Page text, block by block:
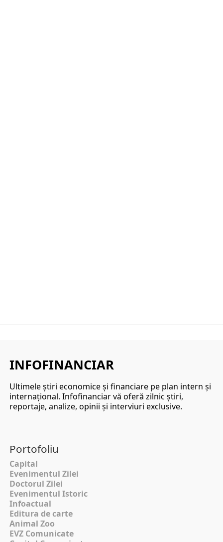
INFOFINANCIAR
Ultimele ştiri economice şi financiare pe plan intern şi
internaţional. Infofinanciar vă oferă zilnic ştiri,
reportaje, analize, opinii şi interviuri exclusive.
Portofoliu
Capital
Evenimentul Zilei
Doctorul Zilei
Evenimentul Istoric
Infoactual
Editura de carte
Animal Zoo
EVZ Comunicate